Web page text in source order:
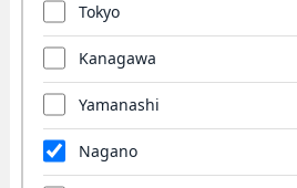
Tokyo
Kanagawa
Yamanashi
Nagano